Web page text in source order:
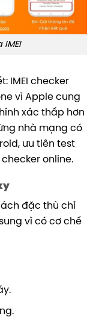
IMEI checker
vì Apple cung
xác thấp hơn
nhà mạng có
ưu tiên test
checker online.
đặc thù chỉ
vì có cơ chế